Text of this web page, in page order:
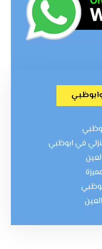
في ابوظبي